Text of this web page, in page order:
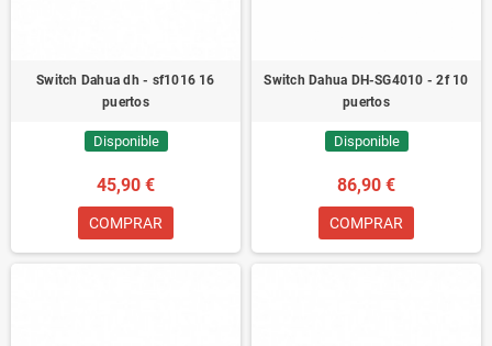
Switch Dahua dh - sf1016 16
puertos
Disponible
45,90 €
COMPRAR
Switch Dahua DH-SG4010 - 2f 10
puertos
Disponible
86,90 €
COMPRAR